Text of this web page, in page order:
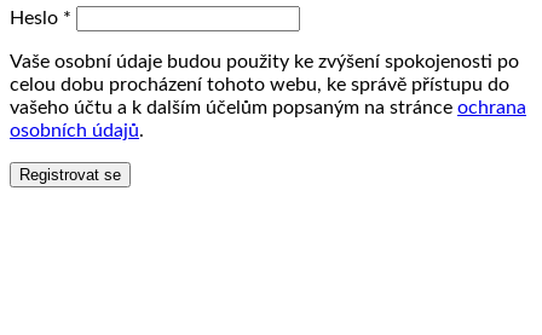
Heslo *
Vaše osobní údaje budou použity ke zvýšení spokojenosti po
celou dobu procházení tohoto webu, ke správě přístupu do
vašeho účtu a k dalším účelům popsaným na stránce ochrana
osobních údajů.
Registrovat se